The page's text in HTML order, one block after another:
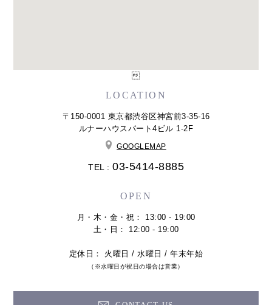
LOCATION
〒150-0001 東京都渋谷区神宮前3-35-16
ルナーハウスパート4ビル 1-2F
GOOGLEMAP
TEL : 03-5414-8885
OPEN
月・木・金・祝： 13:00 - 19:00
土・日： 12:00 - 19:00
定休日： 火曜日 / 水曜日 / 年末年始
（※水曜日が祝日の場合は営業）